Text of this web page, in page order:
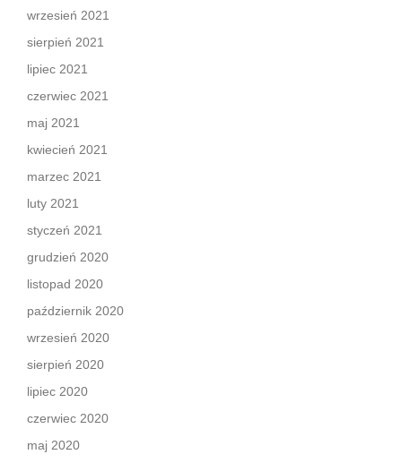
wrzesień 2021
sierpień 2021
lipiec 2021
czerwiec 2021
maj 2021
kwiecień 2021
marzec 2021
luty 2021
styczeń 2021
grudzień 2020
listopad 2020
październik 2020
wrzesień 2020
sierpień 2020
lipiec 2020
czerwiec 2020
maj 2020